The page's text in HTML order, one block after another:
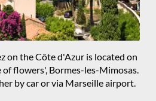
on the Côte d'Azur is located on
flowers', Bormes-les-Mimosas.
by car or via Marseille airport.